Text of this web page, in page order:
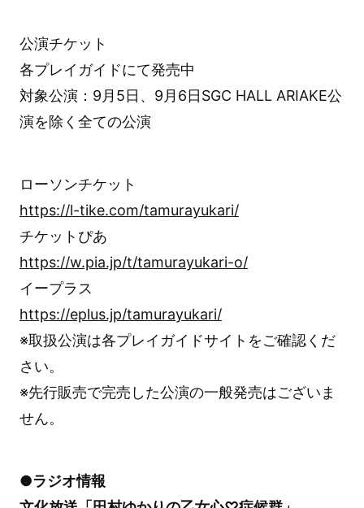
公演チケット
各プレイガイドにて発売中
対象公演：9月5日、9月6日SGC HALL ARIAKE公
演を除く全ての公演
ローソンチケット
https://l-tike.com/tamurayukari/
チケットぴあ
https://w.pia.jp/t/tamurayukari-o/
イープラス
https://eplus.jp/tamurayukari/
※取扱公演は各プレイガイドサイトをご確認くだ
さい。
※先行販売で完売した公演の一般発売はございま
せん。
●ラジオ情報